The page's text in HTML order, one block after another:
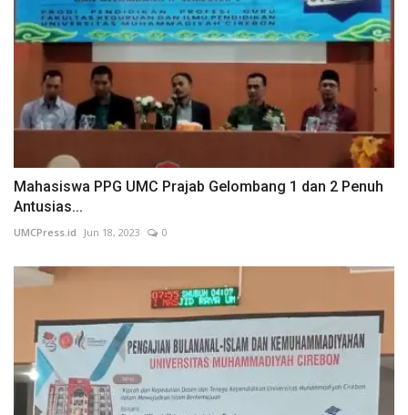
Mahasiswa PPG UMC Prajab Gelombang 1 dan 2 Penuh
Antusias...
UMCPress.id Jun 18, 2023 0